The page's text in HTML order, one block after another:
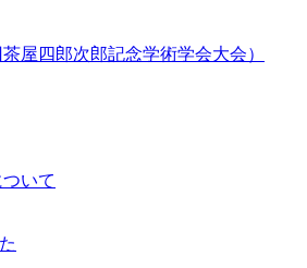
屋四郎次郎記念学術学会大会）
いて